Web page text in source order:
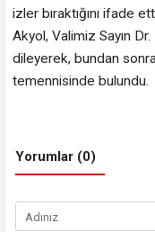
izler bıraktığını ifade
Akyol, Valimiz Sayın
dileyerek, bundan
temennisinde bulundu.
Yorumlar (0)